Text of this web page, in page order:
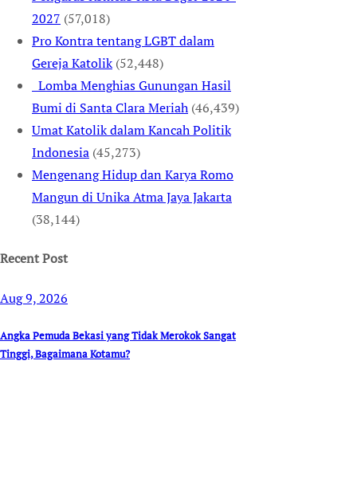
2027 (57,018)
Pro Kontra tentang LGBT dalam
Gereja Katolik (52,448)
Lomba Menghias Gunungan Hasil
Bumi di Santa Clara Meriah (46,439)
Umat Katolik dalam Kancah Politik
Indonesia (45,273)
Mengenang Hidup dan Karya Romo
Mangun di Unika Atma Jaya Jakarta
(38,144)
Recent Post
Aug 9, 2026
Angka Pemuda Bekasi yang Tidak Merokok Sangat
Tinggi, Bagaimana Kotamu?